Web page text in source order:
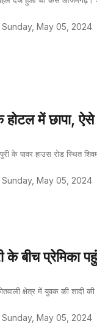
Sunday, May 05, 2024
होटल में छापा,
के पावर हाउस रोड स्थित
Sunday, May 05, 2024
के बीच प्रेमिका
क्षेत्र में युवक की शादी की
Sunday, May 05, 2024